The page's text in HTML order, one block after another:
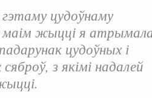
цудоўнаму
маім жыцці я
цудоўных і
з якімі надалей